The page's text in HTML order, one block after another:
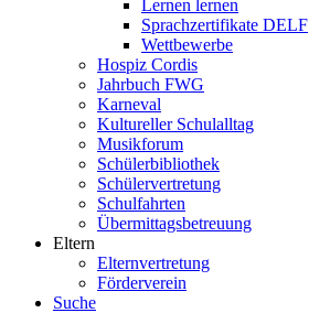
Lernen lernen
Sprachzertifikate DELF
Wettbewerbe
Hospiz Cordis
Jahrbuch FWG
Karneval
Kultureller Schulalltag
Musikforum
Schülerbibliothek
Schülervertretung
Schulfahrten
Übermittagsbetreuung
Eltern
Elternvertretung
Förderverein
Suche